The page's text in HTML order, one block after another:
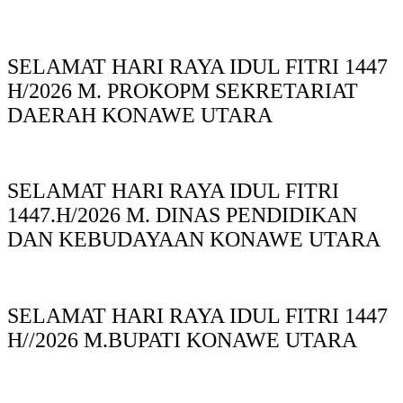
SELAMAT HARI RAYA IDUL FITRI 1447
H/2026 M. PROKOPM SEKRETARIAT
DAERAH KONAWE UTARA
SELAMAT HARI RAYA IDUL FITRI
1447.H/2026 M. DINAS PENDIDIKAN
DAN KEBUDAYAAN KONAWE UTARA
SELAMAT HARI RAYA IDUL FITRI 1447
H//2026 M.BUPATI KONAWE UTARA